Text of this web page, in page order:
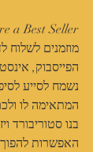
a Best Seller
מוזמנים לשלוח
הפייסבוק,
נשמח לסייע
המתאימה לו
בנו סטוריבורד
האפשרות